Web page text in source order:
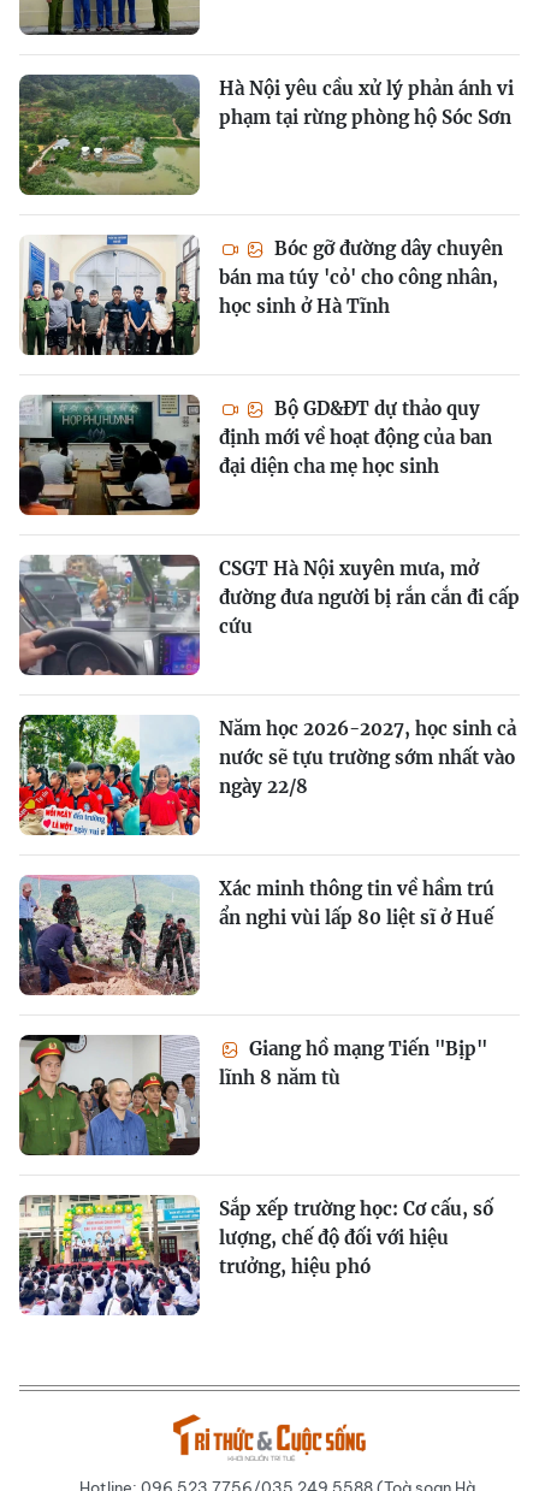
Hà Nội yêu cầu xử lý phản ánh vi
phạm tại rừng phòng hộ Sóc Sơn
Bóc gỡ đường dây chuyên
bán ma túy 'cỏ' cho công nhân,
học sinh ở Hà Tĩnh
Bộ GD&ĐT dự thảo quy
định mới về hoạt động của ban
đại diện cha mẹ học sinh
CSGT Hà Nội xuyên mưa, mở
đường đưa người bị rắn cắn đi cấp
cứu
Năm học 2026-2027, học sinh cả
nước sẽ tựu trường sớm nhất vào
ngày 22/8
Xác minh thông tin về hầm trú
ẩn nghi vùi lấp 80 liệt sĩ ở Huế
Giang hồ mạng Tiến "Bịp"
lĩnh 8 năm tù
Sắp xếp trường học: Cơ cấu, số
lượng, chế độ đối với hiệu
trưởng, hiệu phó